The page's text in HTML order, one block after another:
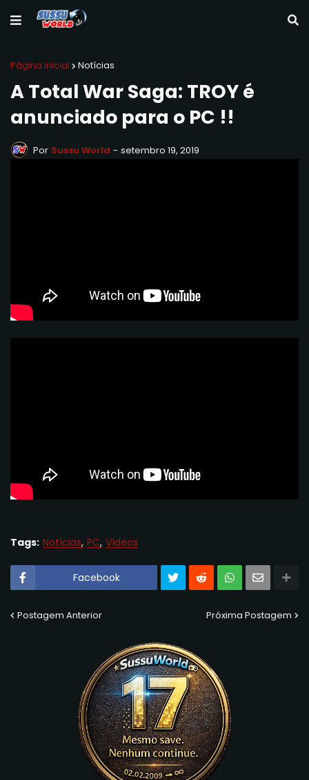
Página inicial Notícias
A Total War Saga: TROY é
anunciado para o PC !!
Por Sussu World - setembro 19, 2019
Tags: Notícias PC Vídeos
Facebook
Postagem Anterior Próxima Postagem